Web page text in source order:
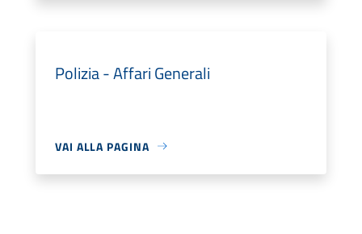
Polizia - Affari Generali
VAI ALLA PAGINA